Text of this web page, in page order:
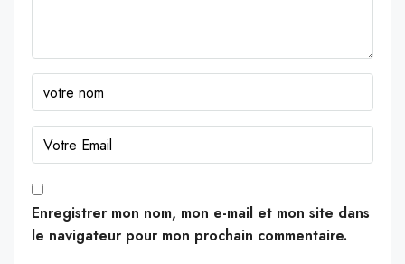
Enregistrer mon nom, mon e-mail et mon site dans
le navigateur pour mon prochain commentaire.